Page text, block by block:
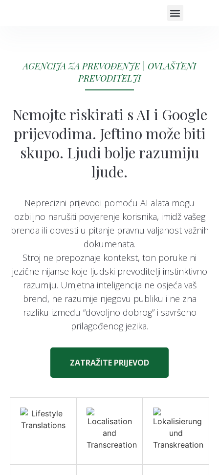
AGENCIJA ZA PREVOĐENJE | OVLAŠTENI
PREVODITELJI
Nemojte riskirati s AI i Google
prijevodima. Jeftino može biti
skupo. Ljudi bolje razumiju
ljude.
Neprecizni prijevodi pomoću AI alata mogu
ozbiljno narušiti povjerenje korisnika, imidž vašeg
brenda ili dovesti u pitanje pravnu valjanost važnih
dokumenata.
Stroj ne prepoznaje kontekst, ton poruke ni
jezične nijanse koje ljudski prevoditelji instinktivno
razumiju. Umjetna inteligencija ne osjeća vaš
brend, ne razumije njegovu publiku i ne zna
razliku između “dovoljno dobrog” i savršeno
prilagođenog jezika.
ZATRAŽITE PRIJEVOD